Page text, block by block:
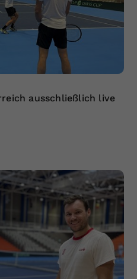
ausschließlich live